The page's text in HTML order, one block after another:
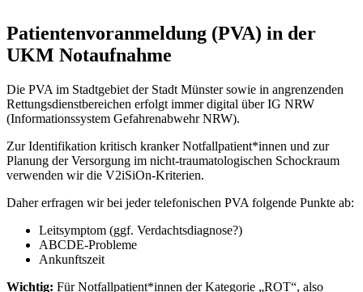
Patientenvoranmeldung (PVA) in der
UKM Notaufnahme
Die PVA im Stadtgebiet der Stadt Münster sowie in angrenzenden
Rettungsdienstbereichen erfolgt immer digital über IG NRW
(Informationssystem Gefahrenabwehr NRW).
Zur Identifikation kritisch kranker Notfallpatient*innen und zur
Planung der Versorgung im nicht-traumatologischen Schockraum
verwenden wir die V2iSiOn-Kriterien.
Daher erfragen wir bei jeder telefonischen PVA folgende Punkte ab:
Leitsymptom (ggf. Verdachtsdiagnose?)
ABCDE-Probleme
Ankunftszeit
Wichtig: Für Notfallpatient*innen der Kategorie „ROT“, also